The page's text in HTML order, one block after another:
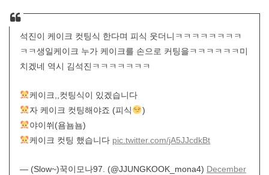
석진이 케이크 컷팅식 한다며 피식 웃더니ㅋㅋㅋㅋㅋㅋㅋㅋ
ㅋㅋ생일케이크 누가 케이크를 손으로 커팅을ㅋㅋㅋㅋㅋㅋ미
치겠네 역시 김석진ㅋㅋㅋㅋㅋㅋㅋ
케이크,,컷팅식이 있겠습니다
자 케이크 컷팅해야죠 (피식
)
야이쒸(욤뇸뇸)
케이크 컷팅 했습니다 pic.twitter.com/jA5JJcdkBt
— (Slow~)꾹이모나97. (@JJUNGKOOK_mona4) December